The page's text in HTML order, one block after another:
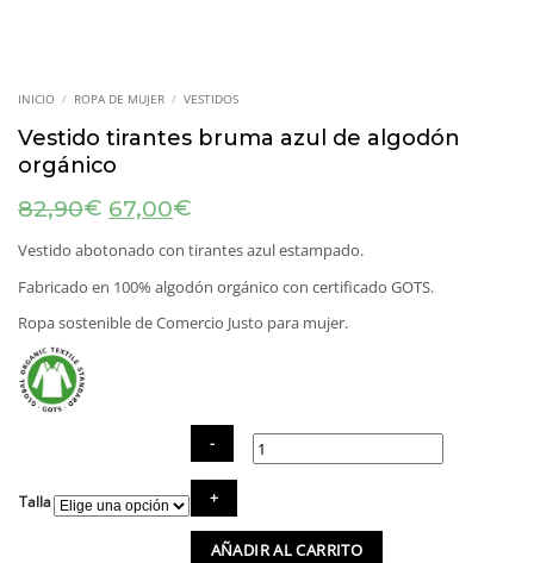
INICIO / ROPA DE MUJER / VESTIDOS
Vestido tirantes bruma azul de algodón
orgánico
82,90€ El
precio
original
era:
82,90€.
67,00€
actual
es:
67,00€.
Vestido abotonado con tirantes azul estampado.
Fabricado en 100% algodón orgánico con certificado GOTS.
Ropa sostenible de Comercio Justo para mujer.
Talla
bruma
azulAÑADIR AL CARRITO